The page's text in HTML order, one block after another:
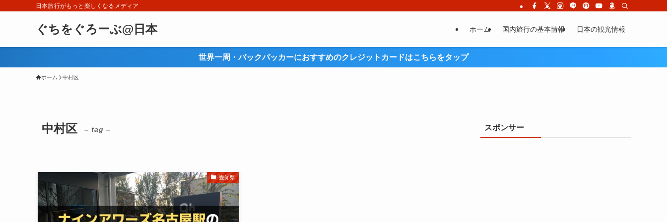
日本旅行がもっと楽しくなるメディア
ぐちをぐろーぶ@日本 ホーム 国内旅行の基本情報 日本の観光情報
世界一周・バックパッカーにおすすめのクレジットカードはこちらをタップ
ホーム 中村区
中村区 – tag –
愛知県
スポンサー